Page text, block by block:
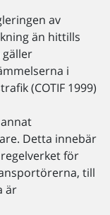
av
än hittills
i
(COTIF 1999)
Detta innebär
för
till
är